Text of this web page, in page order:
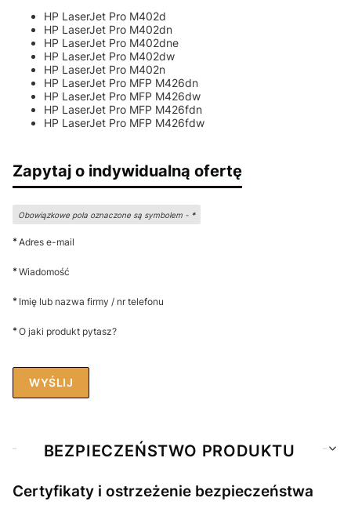
HP LaserJet Pro M402d
HP LaserJet Pro M402dn
HP LaserJet Pro M402dne
HP LaserJet Pro M402dw
HP LaserJet Pro M402n
HP LaserJet Pro MFP M426dn
HP LaserJet Pro MFP M426dw
HP LaserJet Pro MFP M426fdn
HP LaserJet Pro MFP M426fdw
Zapytaj o indywidualną ofertę
Obowiązkowe pola oznaczone są symbolem - *
*Adres e-mail
*Wiadomość
* Imię lub nazwa firmy / nr telefonu
*O jaki produkt pytasz?
WYŚLIJ
BEZPIECZEŃSTWO PRODUKTU
Certyfikaty i ostrzeżenie bezpieczeństwa